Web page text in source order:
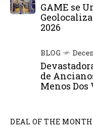
GAME se
2026
BLOG
de
Menos
DEAL OF THE MONTH